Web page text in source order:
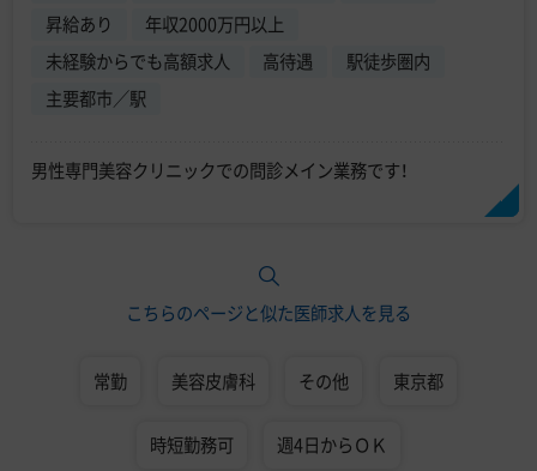
昇給あり
年収2000万円以上
未経験からでも高額求人
高待遇
駅徒歩圏内
主要都市／駅
男性専門美容クリニックでの問診メイン業務です！
こちらのページと似た医師求人を見る
常勤 美容皮膚科 その他 東京都
時短勤務可 週4日からＯＫ